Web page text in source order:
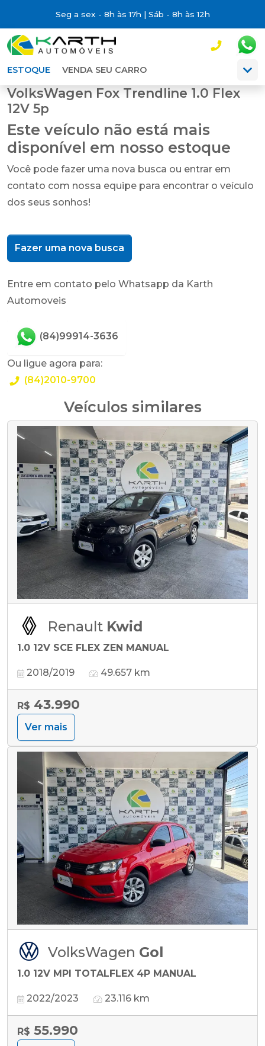
Seg a sex - 8h às 17h | Sáb - 8h às 12h
ESTOQUE VENDA SEU CARRO
VolksWagen Fox Trendline 1.0 Flex
12V 5p
Este veículo não está mais
disponível em nosso estoque
Você pode fazer uma nova busca ou entrar em
contato com nossa equipe para encontrar o veículo
dos seus sonhos!
Fazer uma nova busca
Entre em contato pelo Whatsapp da Karth
Automoveis
(84)99914-3636
Ou ligue agora para:
(84)2010-9700
Veículos similares
Renault Kwid
1.0 12V SCE FLEX ZEN MANUAL
2018/2019 49.657 km
R$ 43.990
Ver mais
VolksWagen Gol
1.0 12V MPI TOTALFLEX 4P MANUAL
2022/2023 23.116 km
R$ 55.990